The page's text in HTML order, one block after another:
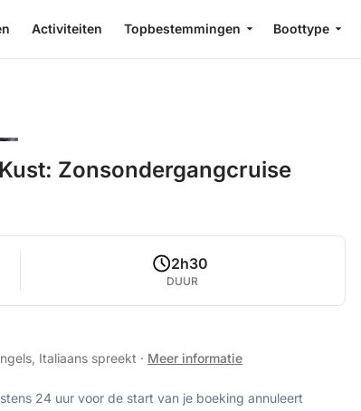
Activiteiten Topbestemmingen Boottype
Zonsondergangcruise
2h30
DUUR
Italiaans spreekt · Meer informatie
24 uur voor de start van je boeking annuleert